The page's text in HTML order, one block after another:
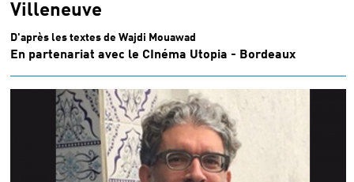
Villeneuve
D'après les textes de Wajdi Mouawad
En partenariat avec le CInéma Utopia - Bordeaux